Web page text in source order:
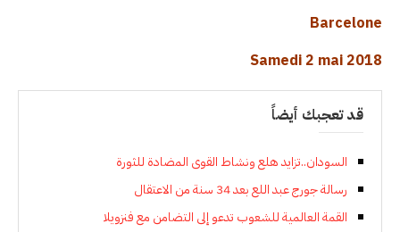
Barcelone
Samedi 2 mai 2018
قد تعجبك أيضاً
السودان..تزايد هلع ونشاط القوى المضادة للثورة
رسالة جورج عبد اللع بعد 34 سنة من الاعتقال
القمة العالمية للشعوب تدعو إلى التضامن مع فنزويلا